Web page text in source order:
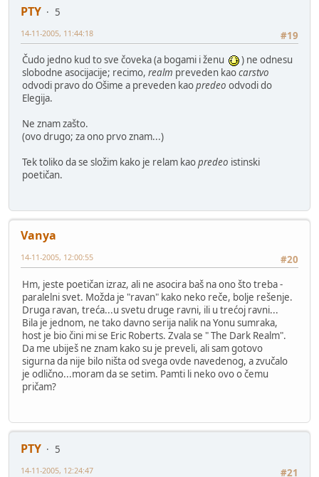
PTY
5
#19
14-11-2005, 11:44:18
Čudo jedno kud to sve čoveka (a bogami i ženu
) ne odnesu
slobodne asocijacije; recimo, realm preveden kaocarstvo
odvodi pravo do Ošime a preveden kaopredeo odvodi do
Elegija.
Ne znam zašto.
(ovo drugo; za ono prvo znam...)
Tek toliko da se složim kako je relam kaopredeo istinski
poetičan.
Vanya
#20
14-11-2005, 12:00:55
Hm, jeste poetičan izraz, ali ne asocira baš na ono što treba -
paralelni svet. Možda je "ravan" kako neko reče, bolje rešenje.
Druga ravan, treća...u svetu druge ravni, ili u trećoj ravni...
Bila je jednom, ne tako davno serija nalik na Yonu sumraka,
host je bio čini mi se Eric Roberts. Zvala se " The Dark Realm".
Da me ubiješ ne znam kako su je preveli, ali sam gotovo
sigurna da nije bilo ništa od svega ovde navedenog, a zvučalo
je odlično...moram da se setim. Pamti li neko ovo o čemu
pričam?
PTY
5
#21
14-11-2005, 12:24:47